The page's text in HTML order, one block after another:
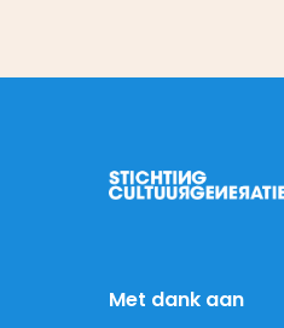
Met dank aan